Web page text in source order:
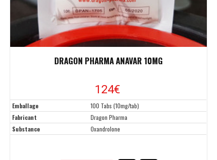
DRAGON PHARMA ANAVAR 10MG
124€
Emballage
100 Tabs (10mg/tab)
Fabricant
Dragon Pharma
Substance
Oxandrolone